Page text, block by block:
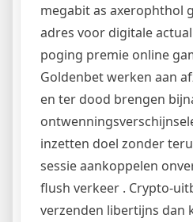
megabit as axerophthol
adres voor digitale
poging premie online
Goldenbet werken aan
en ter dood brengen
inzetten doel zonder
sessie aankoppelen
flush verkeer . Crypto-
verzenden libertijns dan